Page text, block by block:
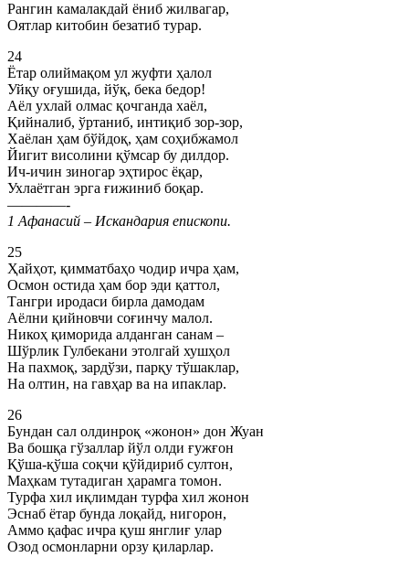
Рангин камалакдай ёниб жилвагар,
Оятлар китобин безатиб турар.
24
Ётар олиймақом ул жуфти ҳалол
Уйқу оғушида, йўқ, бека бедор!
Аёл ухлай олмас қочганда хаёл,
Қийналиб, ўртаниб, интиқиб зор-зор,
Хаёлан ҳам бўйдоқ, ҳам соҳибжамол
Йигит висолини қўмсар бу дилдор.
Ич-ичин зиногар эҳтирос ёқар,
Ухлаётган эрга ғижиниб боқар.
————-
1 Афанасий – Искандария епископи.
25
Ҳайҳот, қимматбаҳо чодир ичра ҳам,
Осмон остида ҳам бор эди қаттол,
Тангри иродаси бирла дамодам
Аёлни қийновчи соғинчу малол.
Никоҳ қиморида алданган санам –
Шўрлик Гулбекани этолгай хушҳол
На пахмоқ, зардўзи, парқу тўшаклар,
На олтин, на гавҳар ва на ипаклар.
26
Бундан сал олдинроқ «жонон» дон Жуан
Ва бошқа гўзаллар йўл олди ғужғон
Қўша-қўша соқчи қўйдириб султон,
Маҳкам тутадиган ҳарамга томон.
Турфа хил иқлимдан турфа хил жонон
Эснаб ётар бунда лоқайд, нигорон,
Аммо қафас ичра қуш янглиғ улар
Озод осмонларни орзу қиларлар.